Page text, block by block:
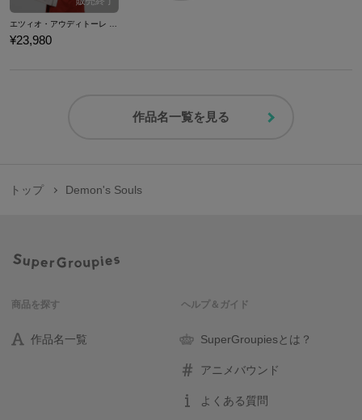
¥23,980
作品名一覧を見る
トップ Demon's Souls
商品を探す
作品名一覧
ヘルプ＆ガイド
SuperGroupiesとは？
アニメバウンド
よくある質問